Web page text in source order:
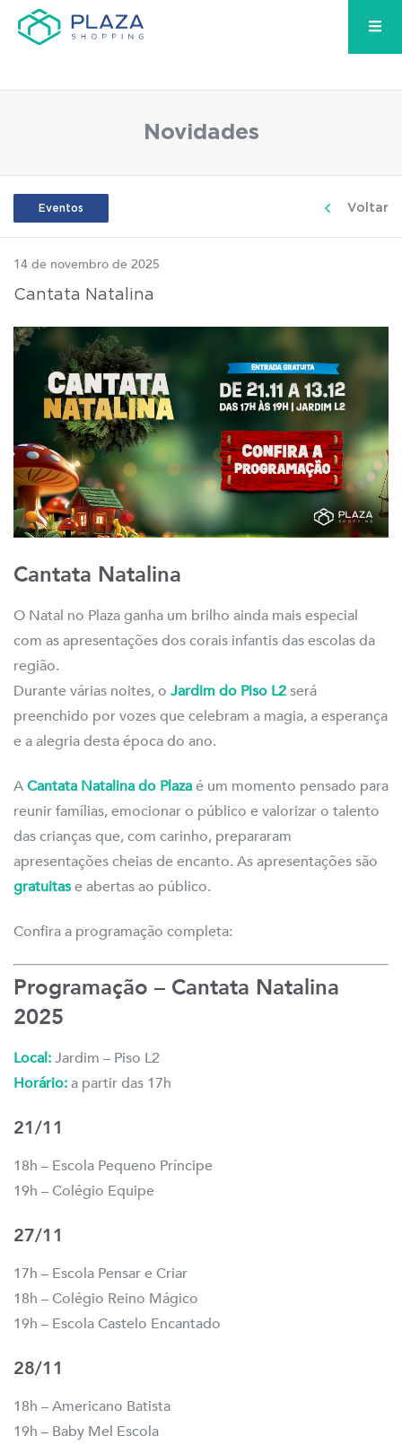
Novidades
Eventos Voltar
14 de novembro de 2025
Cantata Natalina
Cantata Natalina
O Natal no Plaza ganha um brilho ainda mais especial
com as apresentações dos corais infantis das escolas da
região.
Durante várias noites, o Jardim do Piso L2será
preenchido por vozes que celebram a magia, a esperança
e a alegria desta época do ano.
ACantata Natalina do Plazaé um momento pensado para
reunir famílias, emocionar o público e valorizar o talento
das crianças que, com carinho, prepararam
apresentações cheias de encanto. As apresentações são
gratuitase abertas ao público.
Confira a programação completa:
Programação – Cantata Natalina
2025
Local:Jardim – Piso L2
Horário:a partir das 17h
21/11
18h – Escola Pequeno Príncipe
19h – Colégio Equipe
27/11
17h – Escola Pensar e Criar
18h – Colégio Reino Mágico
19h – Escola Castelo Encantado
28/11
18h – Americano Batista
19h – Baby Mel Escola